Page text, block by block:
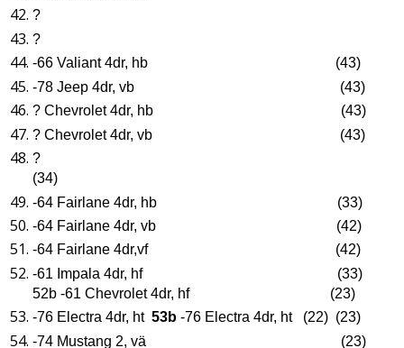
?
?
-66 Valiant 4dr, hb (43)
-78 Jeep 4dr, vb (43)
? Chevrolet 4dr, hb (43)
? Chevrolet 4dr, vb (43)
?
(34)
-64 Fairlane 4dr, hb (33)
-64 Fairlane 4dr, vb (42)
-64 Fairlane 4dr,vf (42)
-61 Impala 4dr, hf (33)
52b -61 Chevrolet 4dr, hf (23)
-76 Electra 4dr, ht 53b-76 Electra 4dr, ht (22) (23)
-74 Mustang 2, vä (23)